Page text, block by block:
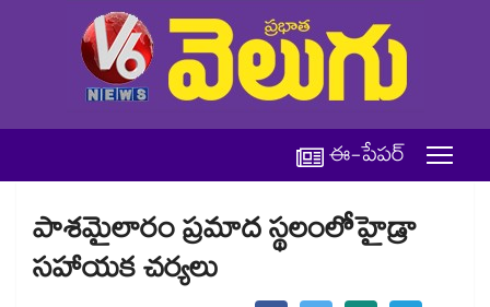
ఈ-పేపర్
పాశమైలారం ప్రమాద స్థలంలోహైడ్రా
సహాయక చర్యలు